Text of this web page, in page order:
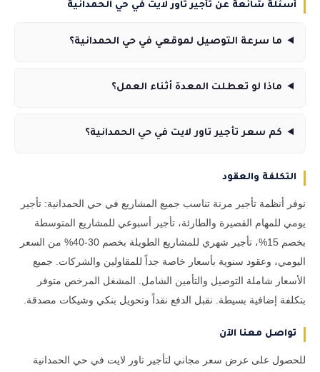
أسئلة شائعة عن تأجير تاور لايت في حي الحمدانية
ما سرعة التوصيل لموقعي في حي الحمدانية؟
ماذا لو تعطلت المعدة أثناء العمل؟
كم سعر تأجير تاور لايت في حي الحمدانية؟
التكلفة والعقود
نوفر أنظمة تأجير مرنة تناسب جميع المشاريع في حي الحمدانية: تأجير
يومي للمهام القصيرة والطارئة، تأجير أسبوعي للمشاريع المتوسطة
بخصم 15%، تأجير شهري للمشاريع الطويلة بخصم 30-40% من السعر
اليومي، وعقود سنوية بأسعار خاصة جداً للمقاولين والشركات. جميع
الأسعار شاملة التوصيل والتأمين الشامل. المشغل المرخص متوفر
بتكلفة إضافية بسيطة. نقبل الدفع نقداً وتحويل بنكي وشيكات مصدقة.
تواصل معنا الآن
للحصول على عرض سعر مجاني لتأجير تاور لايت في حي الحمدانية